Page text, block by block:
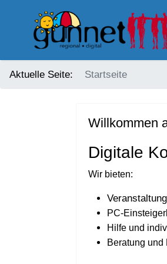
Aktuelle Seite: Startseite
Willkommen
Digitale
Wir bieten:
PC-
Hilfe und
Beratung